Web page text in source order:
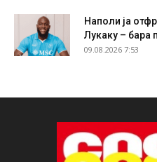
Наполи ја
Лукаку – бара
09.08.2026 7:53